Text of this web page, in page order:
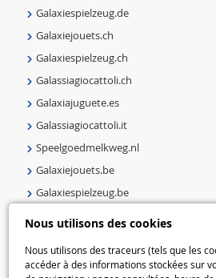
Nous utilisons des cookies
Nous utilisons des traceurs (tels que les
accéder à des informations stockées sur
Galaxiespielzeug.de
Galaxiejouets.ch
Galaxiespielzeug.ch
Galassiagiocattoli.ch
Galaxiajuguete.es
Galassiagiocattoli.it
Speelgoedmelkweg.nl
Galaxiejouets.be
Galaxiespielzeug.be